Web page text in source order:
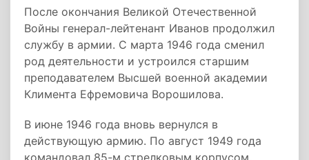
После окончания Великой Отечественной
Войны генерал-лейтенант Иванов продолжил
службу в армии. С марта 1946 года сменил
род деятельности и устроился старшим
преподавателем Высшей военной академии
Климента Ефремовича Ворошилова.
В июне 1946 года вновь вернулся в
действующую армию. По август 1949 года
командовал 85-м стрелковым корпусом,